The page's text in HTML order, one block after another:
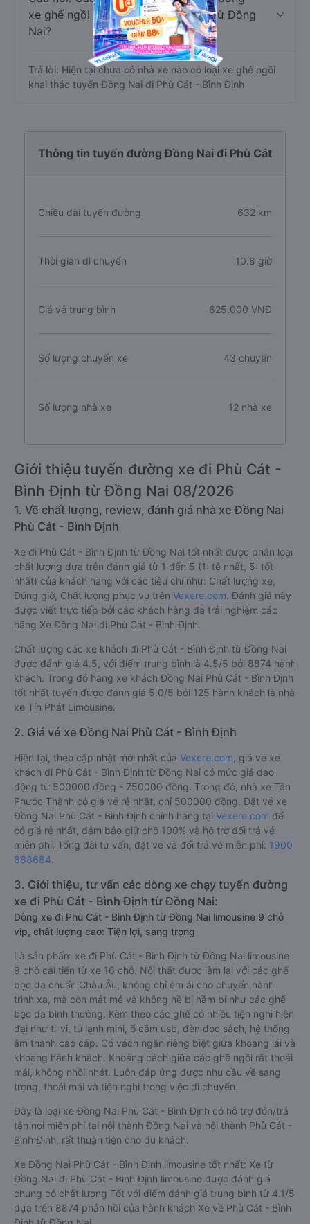
xe ghế ngồi đi Phù Cát - Bình Định từ Đồng
Nai?
Trả lời: Hiện tại chưa có nhà xe nào có loại xe ghế ngồi
khai thác tuyến Đồng Nai đi Phù Cát - Bình Định
Thông tin tuyến đường Đồng Nai đi Phù Cát
Chiều dài tuyến đường 632 km
Thời gian di chuyển 10.8 giờ
Giá vé trung bình 625.000 VNĐ
Số lượng chuyến xe 43 chuyến
Số lượng nhà xe 12 nhà xe
Giới thiệu tuyến đường xe đi Phù Cát -
Bình Định từ Đồng Nai 08/2026
1. Về chất lượng, review, đánh giá nhà xe Đồng Nai
Phù Cát - Bình Định
Xe đi Phù Cát - Bình Định từ Đồng Nai tốt nhất được phân loại
chất lượng dựa trên đánh giá từ 1 đến 5 (1: tệ nhất, 5: tốt
nhất) của khách hàng với các tiêu chí như: Chất lượng xe,
Đúng giờ, Chất lượng phục vụ trên Vexere.com. Đánh giá này
được viết trực tiếp bởi các khách hàng đã trải nghiệm các
hãng Xe Đồng Nai đi Phù Cát - Bình Định.
Chất lượng các xe khách đi Phù Cát - Bình Định từ Đồng Nai
được đánh giá 4.5, với điểm trung bình là 4.5/5 bởi 8874 hành
khách. Trong đó hãng xe khách Đồng Nai Phù Cát - Bình Định
tốt nhất tuyến được đánh giá 5.0/5 bởi 125 hành khách là nhà
xe Tín Phát Limousine.
2. Giá vé xe Đồng Nai Phù Cát - Bình Định
Hiện tại, theo cập nhật mới nhất của Vexere.com , giá vé xe
khách đi Phù Cát - Bình Định từ Đồng Nai có mức giá dao
động từ 500000 đồng - 750000 đồng. Trong đó, nhà xe Tân
Phước Thành có giá vé rẻ nhất, chỉ 500000 đồng. Đặt vé xe
Đồng Nai Phù Cát - Bình Định chính hãng tại Vexere.com để
có giá rẻ nhất, đảm bảo giữ chỗ 100% và hỗ trợ đổi trả vé
miễn phí. Tổng đài tư vấn, đặt vé và đổi trả vé miễn phí: 1900
888684.
3. Giới thiệu, tư vấn các dòng xe chạy tuyến đường
xe đi Phù Cát - Bình Định từ Đồng Nai:
Dòng xe đi Phù Cát - Bình Định từ Đồng Nai limousine 9 chỗ
vip, chất lượng cao: Tiện lợi, sang trọng
Là sản phẩm xe đi Phù Cát - Bình Định từ Đồng Nai limousine
9 chỗ cải tiến từ xe 16 chỗ. Nội thất được làm lại với các ghế
bọc da chuẩn Châu Âu, không chỉ êm ái cho chuyến hành
trình xa, mà còn mát mẻ và không hề bị hầm bí như các ghế
bọc da bình thường. Kèm theo các ghế có nhiều tiện nghi hiện
đại như ti-vi, tủ lạnh mini, ổ cắm usb, đèn đọc sách, hệ thống
âm thanh cao cấp. Có vách ngăn riêng biệt giữa khoang lái và
khoang hành khách. Khoảng cách giữa các ghế ngồi rất thoải
mái, không nhồi nhét. Luôn đáp ứng được nhu cầu về sang
trọng, thoải mái và tiện nghi trong việc di chuyển.
Đây là loại xe Đồng Nai Phù Cát - Bình Định có hỗ trợ đón/trả
tận nơi miễn phí tại nội thành Đồng Nai và nội thành Phù Cát -
Bình Định, rất thuận tiện cho du khách.
Xe Đồng Nai Phù Cát - Bình Định limousine tốt nhất: Xe từ
Đồng Nai đi Phù Cát - Bình Định limousine được đánh giá
chung có chất lượng Tốt với điểm đánh giá trung bình từ 4.1/5
dựa trên 8874 phản hồi của hành khách Xe về Phù Cát - Bình